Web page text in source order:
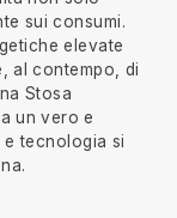
sui consumi.
elevate
al contempo, di
Stosa
un vero e
tecnologia si